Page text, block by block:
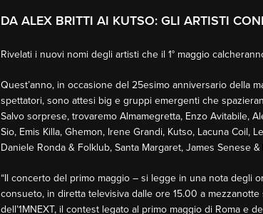
DA ALEX BRITTI AI KUTSO: GLI ARTISTI
Rivelati i nuovi nomi degli artisti che il 1° maggio
Quest’anno, in occasione del 25esimo anniversario della
spettatori, sono attesi big e gruppi emergenti che
Salvo sorprese, trovaremo Almamegretta, Enzo Avitabile,
Sio, Emis Killa, Ghemon, Irene Grandi, Kutso, Lacuna Coil,
Daniele Ronda & Folklub, Santa Margaret, James Senese
“Il concerto del primo maggio – si legge in una nota degli
consueto, in diretta televisiva dalle ore 15.00 a
dell’1MNEXT, il contest legato al primo maggio di Roma e